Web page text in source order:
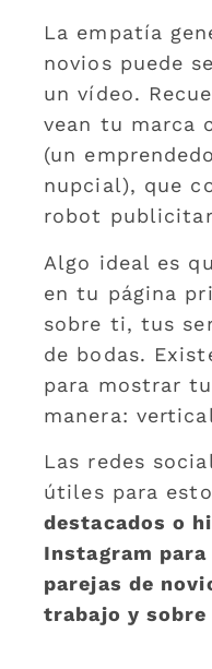
La empatía
novios puede
un vídeo.
vean tu marca
(un
nupcial), que
robot
Algo ideal es
en tu página
sobre ti, tus
de bodas.
para mostrar
manera:
Las redes
útiles para
destacados o
Instagram
parejas de
trabajo y